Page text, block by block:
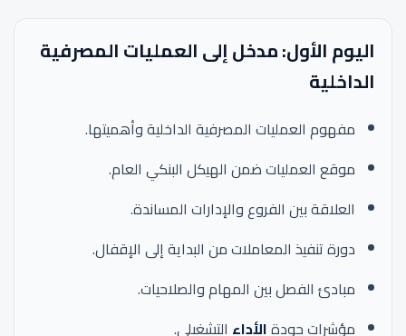
اليوم الأول: مدخل إلى العمليات المصرفية
الداخلية
مفهوم العمليات المصرفية الداخلية وأهميتها.
موقع العمليات ضمن الهيكل البنكي العام.
العلاقة بين الفروع والإدارات المساندة.
دورة تنفيذ المعاملات من البداية إلى الإقفال.
مبادئ الفصل بين المهام والصلاحيات.
مؤشرات جودةالأداء التشغيلي.